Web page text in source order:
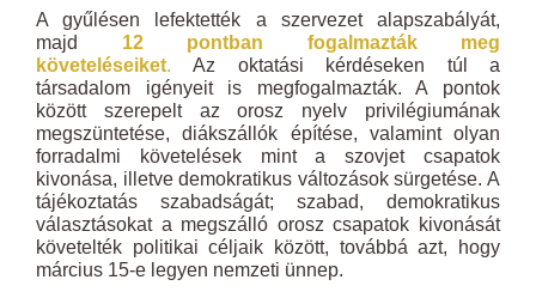
A gyűlésen lefektették a szervezet alapszabályát,
majd 12 pontban fogalmazták meg
követeléseiket. Az oktatási kérdéseken túl a
társadalom igényeit is megfogalmazták. A pontok
között szerepelt az orosz nyelv privilégiumának
megszüntetése, diákszállók építése, valamint olyan
forradalmi követelések mint a szovjet csapatok
kivonása, illetve demokratikus változások sürgetése. A
tájékoztatás szabadságát; szabad, demokratikus
választásokat a megszálló orosz csapatok kivonását
követelték politikai céljaik között, továbbá azt, hogy
március 15-e legyen nemzeti ünnep.